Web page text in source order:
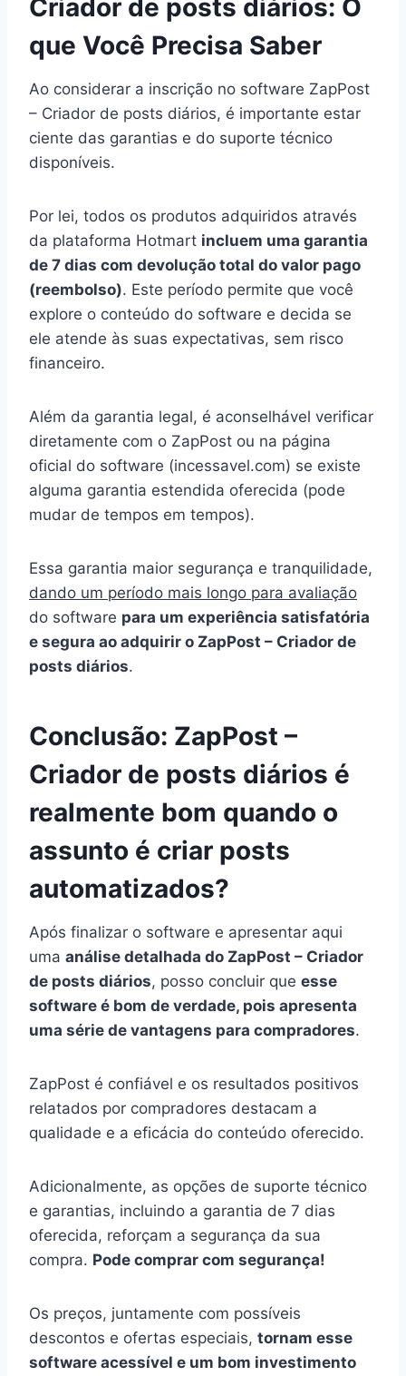
Criador de posts diários: O
que Você Precisa Saber
Ao considerar a inscrição no software ZapPost
– Criador de posts diários, é importante estar
ciente das garantias e do suporte técnico
disponíveis.
Por lei, todos os produtos adquiridos através
da plataforma Hotmart incluem uma garantia
de 7 dias com devolução total do valor pago
(reembolso). Este período permite que você
explore o conteúdo do software e decida se
ele atende às suas expectativas, sem risco
financeiro.
Além da garantia legal, é aconselhável verificar
diretamente com o ZapPost ou na página
oficial do software (incessavel.com) se existe
alguma garantia estendida oferecida (pode
mudar de tempos em tempos).
Essa garantia maior segurança e tranquilidade,
dando um período mais longo para avaliação
do software para um experiência satisfatória
e segura ao adquirir o ZapPost – Criador de
posts diários.
Conclusão: ZapPost –
Criador de posts diários é
realmente bom quando o
assunto é criar posts
automatizados?
Após finalizar o software e apresentar aqui
uma análise detalhada do ZapPost – Criador
de posts diários, posso concluir que esse
software é bom de verdade, pois apresenta
uma série de vantagens para compradores.
ZapPost é confiável e os resultados positivos
relatados por compradores destacam a
qualidade e a eficácia do conteúdo oferecido.
Adicionalmente, as opções de suporte técnico
e garantias, incluindo a garantia de 7 dias
oferecida, reforçam a segurança da sua
compra. Pode comprar com segurança!
Os preços, juntamente com possíveis
descontos e ofertas especiais, tornam esse
software acessível e um bom investimento